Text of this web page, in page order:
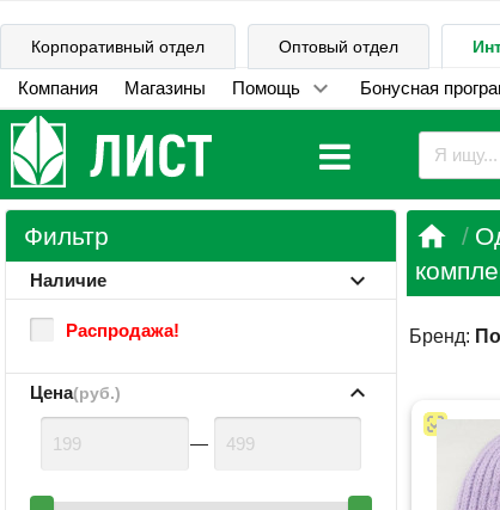
Корпоративный отдел Оптовый отдел
Компания Магазины Помощь Бонусная
Фильтр
Наличие
Распродажа!
Цена(руб.)
—

Бренд: